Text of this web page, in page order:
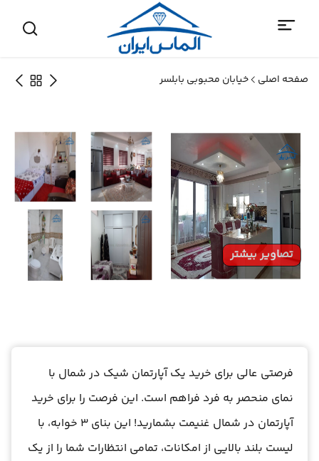
صفحه اصلی خیابان محبوبی بابلسر
تصاویر بیشتر
فرصتی عالی برای خرید یک آپارتمان شیک در شمال با
نمای منحصر به فرد فراهم است. این فرصت را برای خرید
آپارتمان در شمال غنیمت بشمارید! این بنای 3 خوابه، با
لیست بلند بالایی از امکانات، تمامی انتظارات شما را از یک